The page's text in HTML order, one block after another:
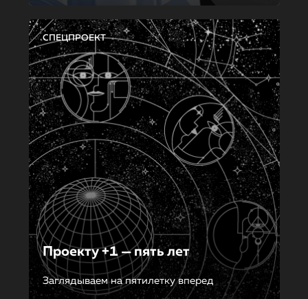
СПЕЦПРОЕКТ
Проекту +1 — пять лет
Заглядываем на пятилетку вперед